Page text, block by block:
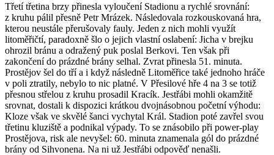
Třetí třetina brzy přinesla vyloučení Stadionu a rychlé srovnání:
z kruhu pálil přesně Petr Mrázek. Následovala rozkouskovaná hra,
kterou neustále přerušovaly fauly. Jeden z nich mohli využít
litoměřičtí, paradoxně šlo o jejich vlastní oslabení: Jicha v brejku
ohrozil bránu a odražený puk poslal Berkovi. Ten však při
zakončení do prázdné brány selhal. Zvrat přinesla 51. minuta.
Prostějov šel do tří a i když následně Litoměřice také jednoho hráče
v poli ztratily, nebylo to nic platné. V Přesilové hře 4 na 3 se totiž
přesnou střelou z kruhu prosadil Kracík. Jestřábi mohli okamžitě
srovnat, dostali k dispozici krátkou dvojnásobnou početní výhodu:
Kloze však ve skvělé šanci vychytal Král. Stadion poté zavřel svou
třetinu kluziště a podnikal výpady. To se znásobilo při power-play
Prostějova, risk ale nevyšel: 60. minuta znamenala gól do prázdné
brány od Sihvonena. Na ni už Jestřábi odpověď nenašli.